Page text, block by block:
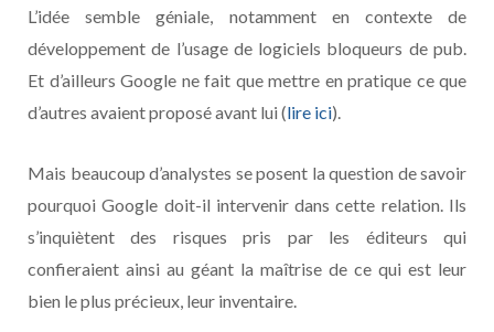
L’idée semble géniale, notamment en contexte de
développement de l’usage de logiciels bloqueurs de pub.
Et d’ailleurs Google ne fait que mettre en pratique ce que
d’autres avaient proposé avant lui (lire ici).
Mais beaucoup d’analystes se posent la question de savoir
pourquoi Google doit-il intervenir dans cette relation. Ils
s’inquiètent des risques pris par les éditeurs qui
confieraient ainsi au géant la maîtrise de ce qui est leur
bien le plus précieux, leur inventaire.